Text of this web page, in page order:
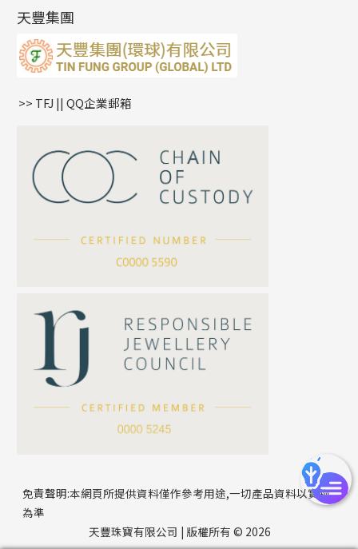
公司名稱
聯絡電話
雙十字鏈系列
水波鏈系列
蛇骨鏈系列
鏈尾系列
嘴唇鏈系列
S車花鏈系列
珍珠鏈系列
坦克鏈系列
滿天星鏈系列
方假繩鏈系列
耳環扣系列
耳綫/耳鈎系列
耳環爪頭
耳環
字母吊墜
相盒吊墜
項鏈吊墜
生肖吊墜
星座吊墜
珠扣
天豐集團
>> TFJ || QQ企業郵箱
免責聲明:本網頁所提供資料僅作參考用途,一切產品資料以實物
為準
天豐珠寶有限公司 | 版權所有 © 2026